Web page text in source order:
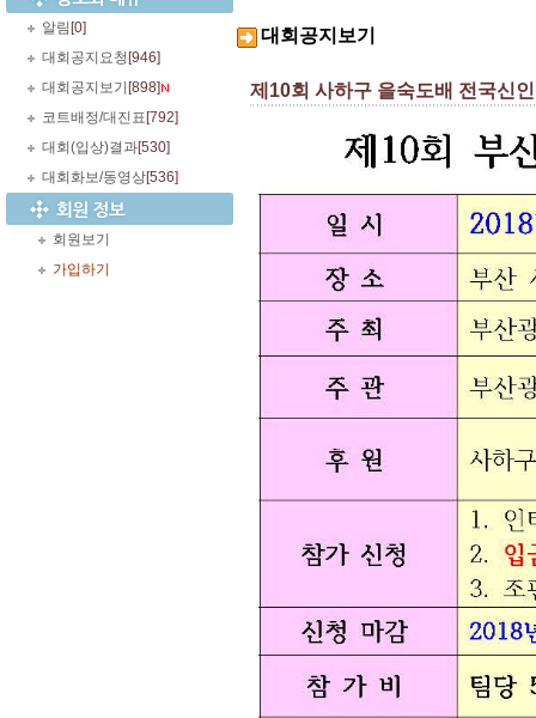
알림 [0]
대회공지요청 [946]
대회공지보기 [898]
코트배정/대진표 [792]
대회(입상)결과[530]
대회화보/동영상[536]
회원보기
가입하기
대회공지보기
제10회 사하구 을숙도배 전국신